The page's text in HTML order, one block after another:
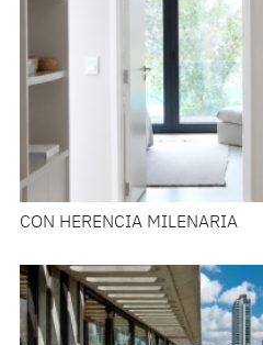
CON HERENCIA MILENARIA